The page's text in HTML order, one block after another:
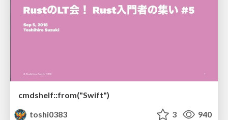
cmdshelf::from("Swift")
toshi0383
3 940